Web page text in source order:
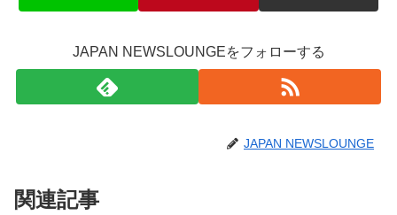
JAPAN NEWSLOUNGEをフォローする
JAPAN NEWSLOUNGE
関連記事